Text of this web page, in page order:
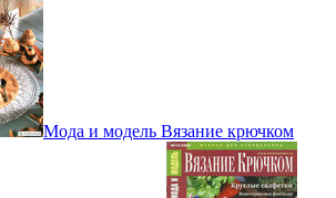
Мода и модель Вязание крючком